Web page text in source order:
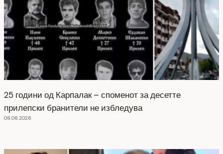
25 години од Карпалак – споменот за десетте
прилепски бранители не избледува
08.08.2026